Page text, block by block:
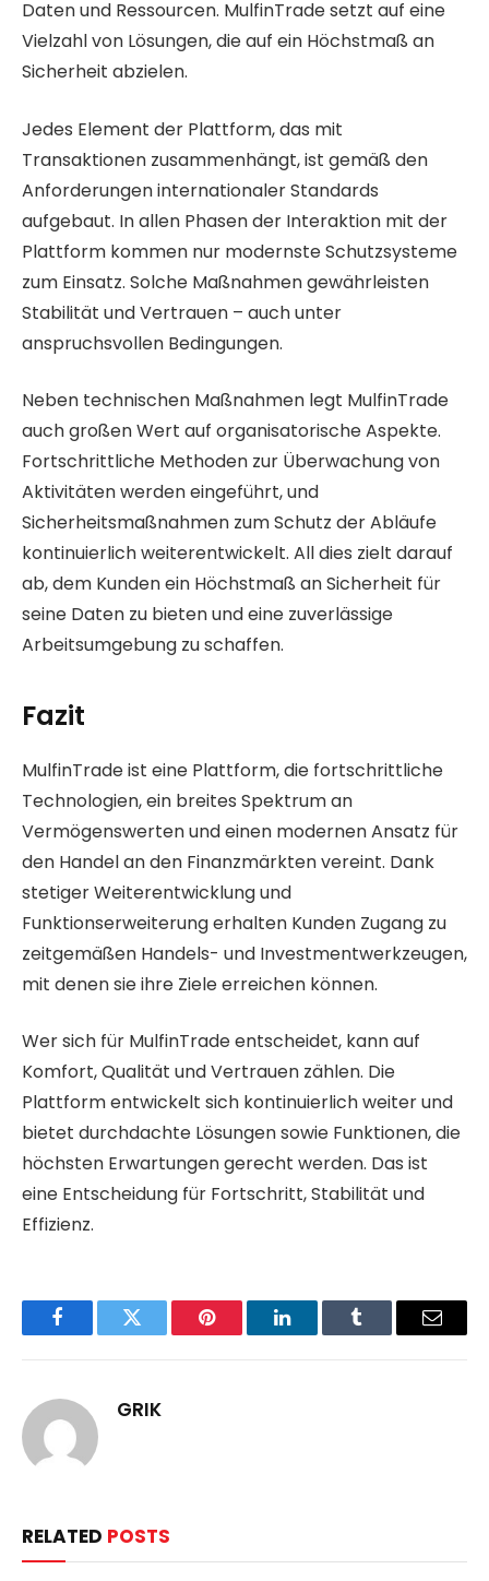
Daten und Ressourcen. MulfinTrade setzt auf eine
Vielzahl von Lösungen, die auf ein Höchstmaß an
Sicherheit abzielen.
Jedes Element der Plattform, das mit
Transaktionen zusammenhängt, ist gemäß den
Anforderungen internationaler Standards
aufgebaut. In allen Phasen der Interaktion mit der
Plattform kommen nur modernste Schutzsysteme
zum Einsatz. Solche Maßnahmen gewährleisten
Stabilität und Vertrauen – auch unter
anspruchsvollen Bedingungen.
Neben technischen Maßnahmen legt MulfinTrade
auch großen Wert auf organisatorische Aspekte.
Fortschrittliche Methoden zur Überwachung von
Aktivitäten werden eingeführt, und
Sicherheitsmaßnahmen zum Schutz der Abläufe
kontinuierlich weiterentwickelt. All dies zielt darauf
ab, dem Kunden ein Höchstmaß an Sicherheit für
seine Daten zu bieten und eine zuverlässige
Arbeitsumgebung zu schaffen.
Fazit
MulfinTrade ist eine Plattform, die fortschrittliche
Technologien, ein breites Spektrum an
Vermögenswerten und einen modernen Ansatz für
den Handel an den Finanzmärkten vereint. Dank
stetiger Weiterentwicklung und
Funktionserweiterung erhalten Kunden Zugang zu
zeitgemäßen Handels- und Investmentwerkzeugen,
mit denen sie ihre Ziele erreichen können.
Wer sich für MulfinTrade entscheidet, kann auf
Komfort, Qualität und Vertrauen zählen. Die
Plattform entwickelt sich kontinuierlich weiter und
bietet durchdachte Lösungen sowie Funktionen, die
höchsten Erwartungen gerecht werden. Das ist
eine Entscheidung für Fortschritt, Stabilität und
Effizienz.
FacebookTwitter Pinterest LinkedInTumblr Email
GRIK
RELATED POSTS